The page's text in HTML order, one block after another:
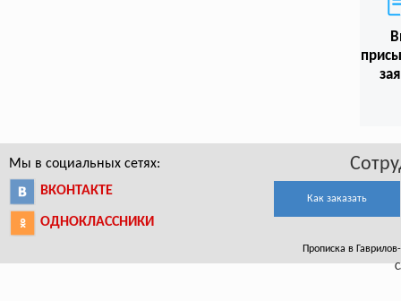
Мы в социальных сетях:
ВКОНТАКТЕ
ОДНОКЛАССНИКИ
Как заказать
Прописка в